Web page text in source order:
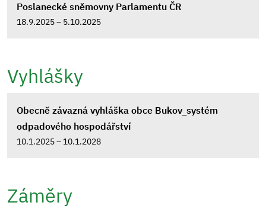
Poslanecké sněmovny Parlamentu ČR
18.9.2025 – 5.10.2025
Vyhlášky
Obecně závazná vyhláška obce Bukov_systém
odpadového hospodářství
10.1.2025 – 10.1.2028
Záměry